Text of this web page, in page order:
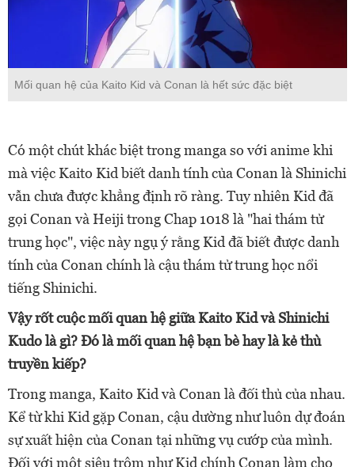
Mối quan hệ của Kaito Kid và Conan là hết sức đặc biệt
Có một chút khác biệt trong manga so với anime khi
mà việc Kaito Kid biết danh tính của Conan là Shinichi
vẫn chưa được khẳng định rõ ràng. Tuy nhiên Kid đã
gọi Conan và Heiji trong Chap 1018 là "hai thám tử
trung học", việc này ngụ ý rằng Kid đã biết được danh
tính của Conan chính là cậu thám tử trung học nổi
tiếng Shinichi.
Vậy rốt cuộc mối quan hệ giữa Kaito Kid và Shinichi
Kudo là gì? Đó là mối quan hệ bạn bè hay là kẻ thù
truyền kiếp?
Trong manga, Kaito Kid và Conan là đối thủ của nhau.
Kể từ khi Kid gặp Conan, cậu dường như luôn dự đoán
sự xuất hiện của Conan tại những vụ cướp của mình.
Đối với một siêu trộm như Kid chính Conan làm cho